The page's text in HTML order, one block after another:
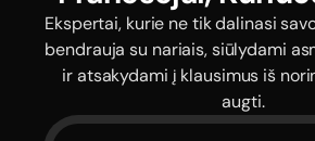
Ekspertai, kurie ne tik dalinasi
bendrauja su nariais, siūlydami
ir atsakydami į klausimus iš
augti.